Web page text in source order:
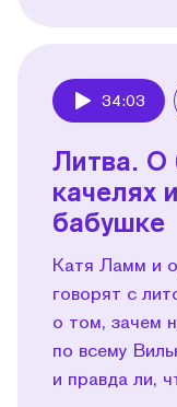
34:03
Литва. О
качелях
бабушке
Катя Ламм и
говорят с
о том, зачем
по всему
и правда ли,